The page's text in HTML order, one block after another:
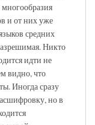
и от них уже
средних
Никто
идти не
видно, что
Иногда сразу
но в